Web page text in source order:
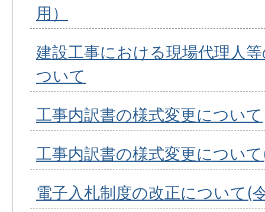
用）
建設工事における現場代理人
ついて
工事内訳書の様式変更について
工事内訳書の様式変更につい
電子入札制度の改正について(